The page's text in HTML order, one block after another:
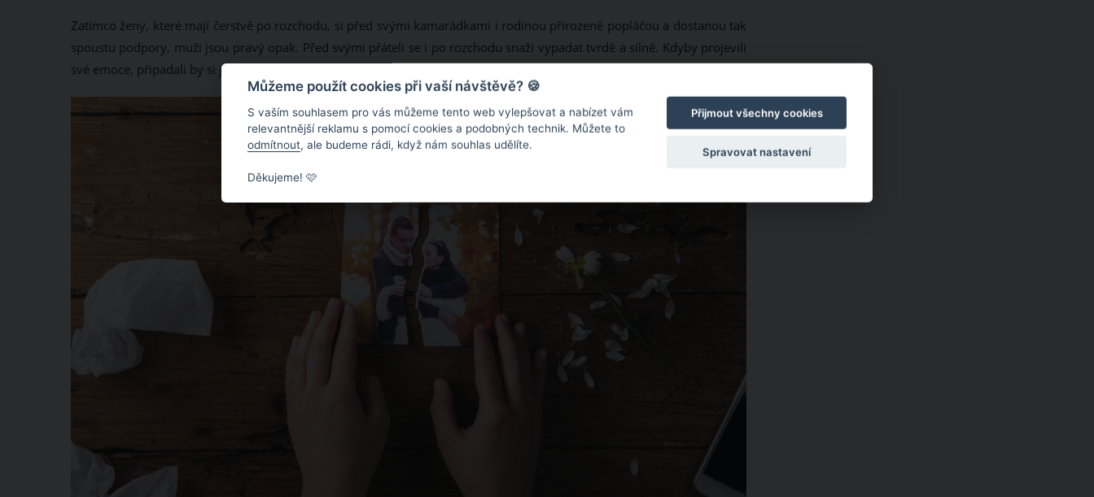
Zatímco ženy, které mají čerstvě po rozchodu, si před svými kamarádkami i rodinou přirozeně popláčou a dostanou tak
spoustu podpory, muži jsou pravý opak. Před svými přáteli se i po rozchodu snaží vypadat tvrdě a silně. Kdyby projevili
své emoce, připadali by si jako slaboši.
ZDROJ: SHUTTERSTOCK
Můžeme použít cookies při vaší návštěvě? 🍪
S vaším souhlasem pro vás můžeme tento web vylepšovat a nabízet vám
relevantnější reklamu s pomocí cookies a podobných technik. Můžete to
odmítnout, ale budeme rádi, když nám souhlas udělíte.
Děkujeme! 🩷
Přijmout všechny cookies
Spravovat nastavení